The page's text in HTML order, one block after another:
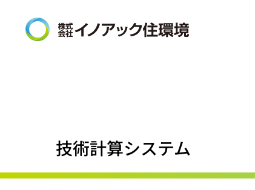
技術計算システム